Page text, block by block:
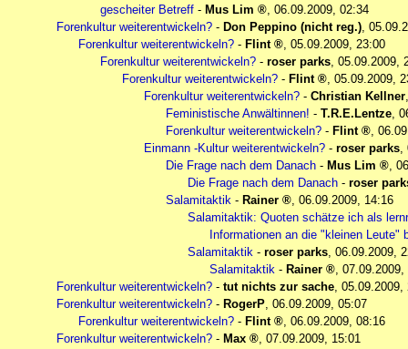
gescheiter Betreff - Mus Lim
06.09.2009, 02:34
Forenkultur weiterentwickeln? - Don Peppino (nicht reg.)
Forenkultur weiterentwickeln? - Flint
05.09.2009, 23:00
Forenkultur weiterentwickeln? - roser parks 05.09.2009,
Forenkultur weiterentwickeln? - Flint
05.09.2009,
Forenkultur weiterentwickeln? - Christian Kellner
Feministische Anwältinnen! - T.R.E.Lentze
Forenkultur weiterentwickeln? - Flint
Einmann -Kultur weiterentwickeln? - roser parks
Die Frage nach dem Danach - Mus Lim
Die Frage nach dem Danach - roser
Salamitaktik - Rainer
06.09.2009, 14:16
Salamitaktik: Quoten schätze ich als
Informationen an die "kleinen Leute"
Salamitaktik - roser parks 06.09.2009,
Salamitaktik - Rainer
07.09.2009,
Forenkultur weiterentwickeln? - tut nichts zur sache 05.09.2009,
Forenkultur weiterentwickeln? - RogerP 06.09.2009, 05:07
Forenkultur weiterentwickeln? - Flint
06.09.2009, 08:16
Forenkultur weiterentwickeln? - Max 07.09.2009, 15:01